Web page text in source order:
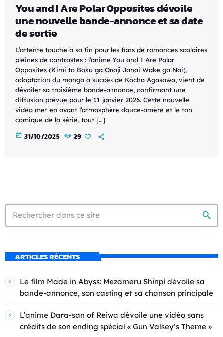
You and I Are Polar Opposites dévoile
une nouvelle bande-annonce et sa date
de sortie
L’attente touche à sa fin pour les fans de romances scolaires
pleines de contrastes : l’anime You and I Are Polar
Opposites (Kimi to Boku ga Onaji Janai Wake ga Nai),
adaptation du manga à succès de Kōcha Agasawa, vient de
dévoiler sa troisième bande-annonce, confirmant une
diffusion prévue pour le 11 janvier 2026. Cette nouvelle
vidéo met en avant l’atmosphère douce-amère et le ton
comique de la série, tout […]
today 31/10/2025 29
search
ARTICLES RÉCENTS
Le film Made in Abyss: Mezameru Shinpi dévoile sa
bande-annonce, son casting et sa chanson principale
L’anime Dara-san of Reiwa dévoile une vidéo sans
crédits de son ending spécial « Gun Valsey’s Theme »